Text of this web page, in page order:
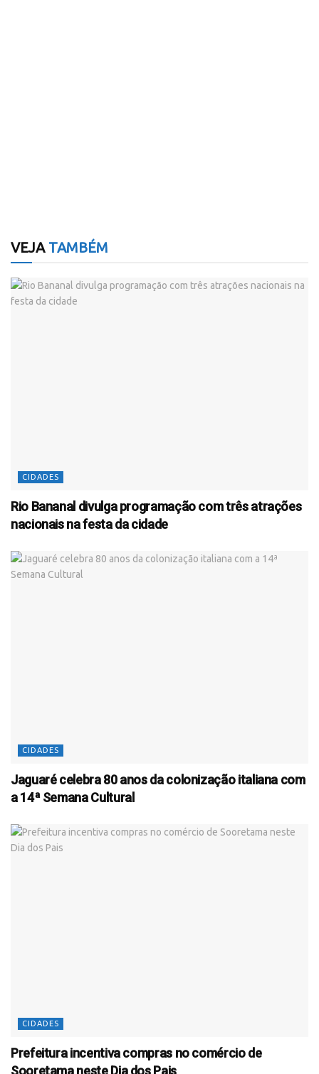
VEJATAMBÉM
CIDADES
Rio Bananal divulga programação com três atrações
nacionais na festa da cidade
CIDADES
Jaguaré celebra 80 anos da colonização italiana com
a 14ª Semana Cultural
CIDADES
Prefeitura incentiva compras no comércio de
Sooretama neste Dia dos Pais